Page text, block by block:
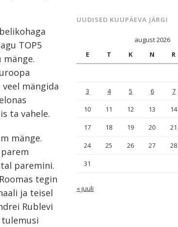
TOP5
mänge.
mängida
ta vahele.
mänge.
paremini.
tegin
ja teisel
Rublevi
tulemusi
UUDISED KUUPÄEVA JÄRGI
august 2026
E
T K N R
3 4 5 6 7
10 11 12 13 14
17 18 19 20 21
24 25 26 27 28
31
« juuli